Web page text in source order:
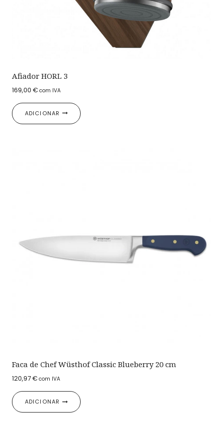
Afiador HORL 3
169,00 € com IVA
ADICIONAR
Faca de Chef Wüsthof Classic Blueberry 20 cm
120,97€ com IVA
ADICIONAR